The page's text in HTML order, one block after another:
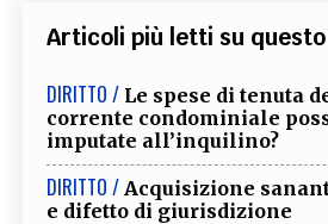
Articoli più letti su
DIRITTO / Le spese di tenuta
corrente condominiale
imputate all’inquilino?
DIRITTO / Acquisizione
e difetto di giurisdizione